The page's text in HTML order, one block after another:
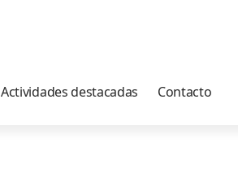
Actividades destacadas Contacto